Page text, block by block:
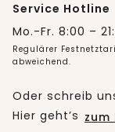
Service Hotline
Mo.-Fr. 8:00 –
Regulärer
abweichend.
Oder schreib
Hier geht’s